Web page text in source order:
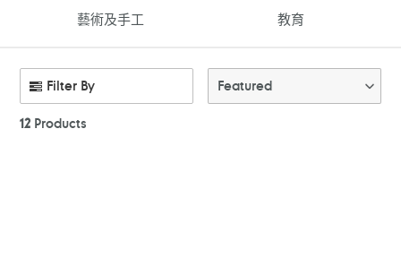
藝術及手工 教育
Filter By
12 Products
Featured